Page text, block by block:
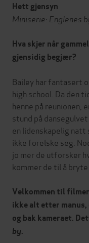
Hett gjensyn
Miniserie: Englenes
Hva skjer når
gjensidig begjær?
Bailey har fantasert
high school. Da den
henne på reunionen,
stund på
en lidenskapelig natt
ikke forelske seg.
jo mer de utforsker
kommer de til å bryte
Velkommen til
ikke alt etter manus,
og bak kameraet.
by.